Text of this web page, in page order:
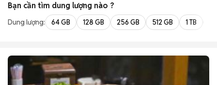
Bạn cần tìm dung lượng nào ?
Dung lượng: 64 GB 128 GB 256 GB 512 GB 1 TB